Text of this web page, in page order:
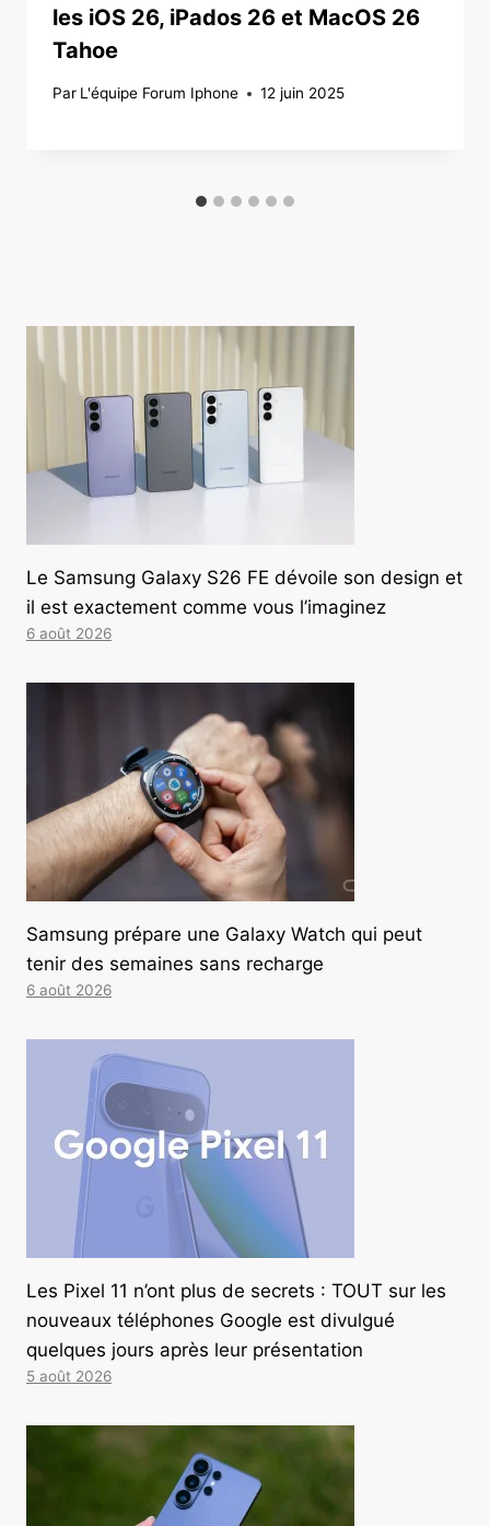
les iOS 26, iPados 26 et MacOS 26
Tahoe
Par L'équipe Forum Iphone 12 juin 2025
Le Samsung Galaxy S26 FE dévoile son design et
il est exactement comme vous l’imaginez
6 août 2026
Samsung prépare une Galaxy Watch qui peut
tenir des semaines sans recharge
6 août 2026
Les Pixel 11 n’ont plus de secrets : TOUT sur les
nouveaux téléphones Google est divulgué
quelques jours après leur présentation
5 août 2026